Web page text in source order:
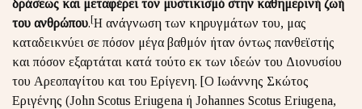
δράσεως και μεταφέρει τον μυστικισμό στην καθημερινή ζωή
του ανθρώπου. [Η ανάγνωση των κηρυγμάτων του, μας
καταδεικνύει σε πόσον μέγα βαθμόν ήταν όντως πανθεϊστής
και πόσον εξαρτάται κατά τούτο εκ των ιδεών του Διονυσίου
του Αρεοπαγίτου και του Ερίγενη. [Ο Ιωάννης Σκώτος
Εριγένης (John Scotus Eriugena ή Johannes Scotus Eriugena,